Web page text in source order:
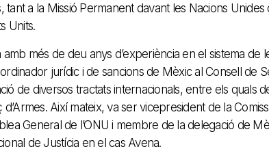
tant a la Missió Permanent davant les Nacions Unides
Units.
amb més de deu anys d’experiència en el sistema de
jurídic i de sancions de Mèxic al Consell de
de diversos tractats internacionals, entre els quals
Així mateix, va ser vicepresident de la
General de l’ONU i membre de la delegació de
de Justícia en el cas Avena.